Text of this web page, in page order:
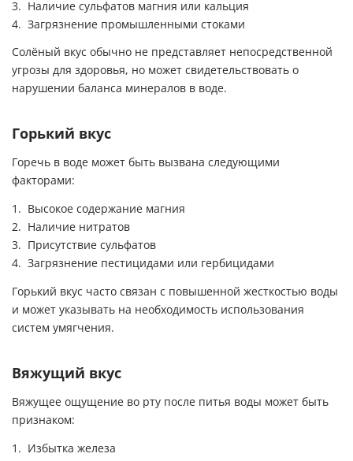
Наличие сульфатов магния или кальция
Загрязнение промышленными стоками
Солёный вкус обычно не представляет непосредственной
угрозы для здоровья, но может свидетельствовать о
нарушении баланса минералов в воде.
Горький вкус
Горечь в воде может быть вызвана следующими
факторами:
Высокое содержание магния
Наличие нитратов
Присутствие сульфатов
Загрязнение пестицидами или гербицидами
Горький вкус часто связан с повышенной жесткостью воды
и может указывать на необходимость использования
систем умягчения.
Вяжущий вкус
Вяжущее ощущение во рту после питья воды может быть
признаком:
Избытка железа